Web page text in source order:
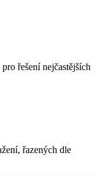
řešení nejčastějších
řazených dle